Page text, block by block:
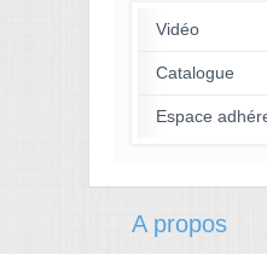
Vidéo
Catalogue
Espace
A propos